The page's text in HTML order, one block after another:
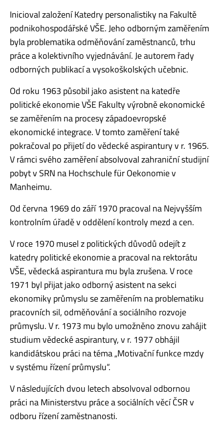
Inicioval založení Katedry personalistiky na Fakultě
podnikohospodářské VŠE. Jeho odborným zaměřením
byla problematika odměňování zaměstnanců, trhu
práce a kolektivního vyjednávání. Je autorem řady
odborných publikací a vysokoškolských učebnic.
Od roku 1963 působil jako asistent na katedře
politické ekonomie VŠE Fakulty výrobně ekonomické
se zaměřením na procesy západoevropské
ekonomické integrace. V tomto zaměření také
pokračoval po přijetí do vědecké aspirantury v r. 1965.
V rámci svého zaměření absolvoval zahraniční studijní
pobyt v SRN na Hochschule für Oekonomie v
Manheimu.
Od června 1969 do září 1970 pracoval na Nejvyšším
kontrolním úřadě v oddělení kontroly mezd a cen.
V roce 1970 musel z politických důvodů odejít z
katedry politické ekonomie a pracoval na rektorátu
VŠE, vědecká aspirantura mu byla zrušena. V roce
1971 byl přijat jako odborný asistent na sekci
ekonomiky průmyslu se zaměřením na problematiku
pracovních sil, odměňování a sociálního rozvoje
průmyslu. V r. 1973 mu bylo umožněno znovu zahájit
studium vědecké aspirantury, v r. 1977 obhájil
kandidátskou práci na téma „Motivační funkce mzdy
v systému řízení průmyslu“.
V následujících dvou letech absolvoval odbornou
práci na Ministerstvu práce a sociálních věcí ČSR v
odboru řízení zaměstnanosti.